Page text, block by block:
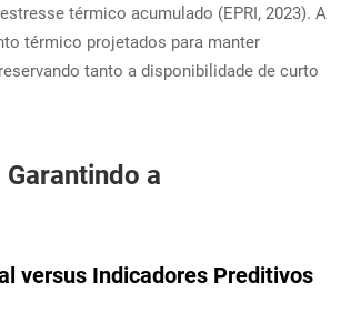
térmico acumulado (EPRI, 2023). A
térmico projetados para manter
tanto a disponibilidade de curto
a
versus Indicadores Preditivos